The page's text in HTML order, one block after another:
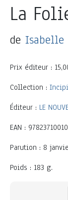
La
de Isabelle
Prix éditeur :
Collection :
Éditeur : LE
EAN :
Parution : 8
Poids : 183 g.